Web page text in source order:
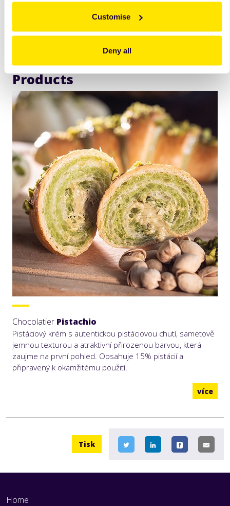
Customise
Deny all
Products
Chocolatier Pistachio
Pistáciový krém s autentickou pistáciovou chutí, sametově
jemnou texturou a atraktivní přirozenou barvou, která
zaujme na první pohled. Obsahuje 15% pistácií a
připravený k okamžitému použití.
více
Tisk
Home